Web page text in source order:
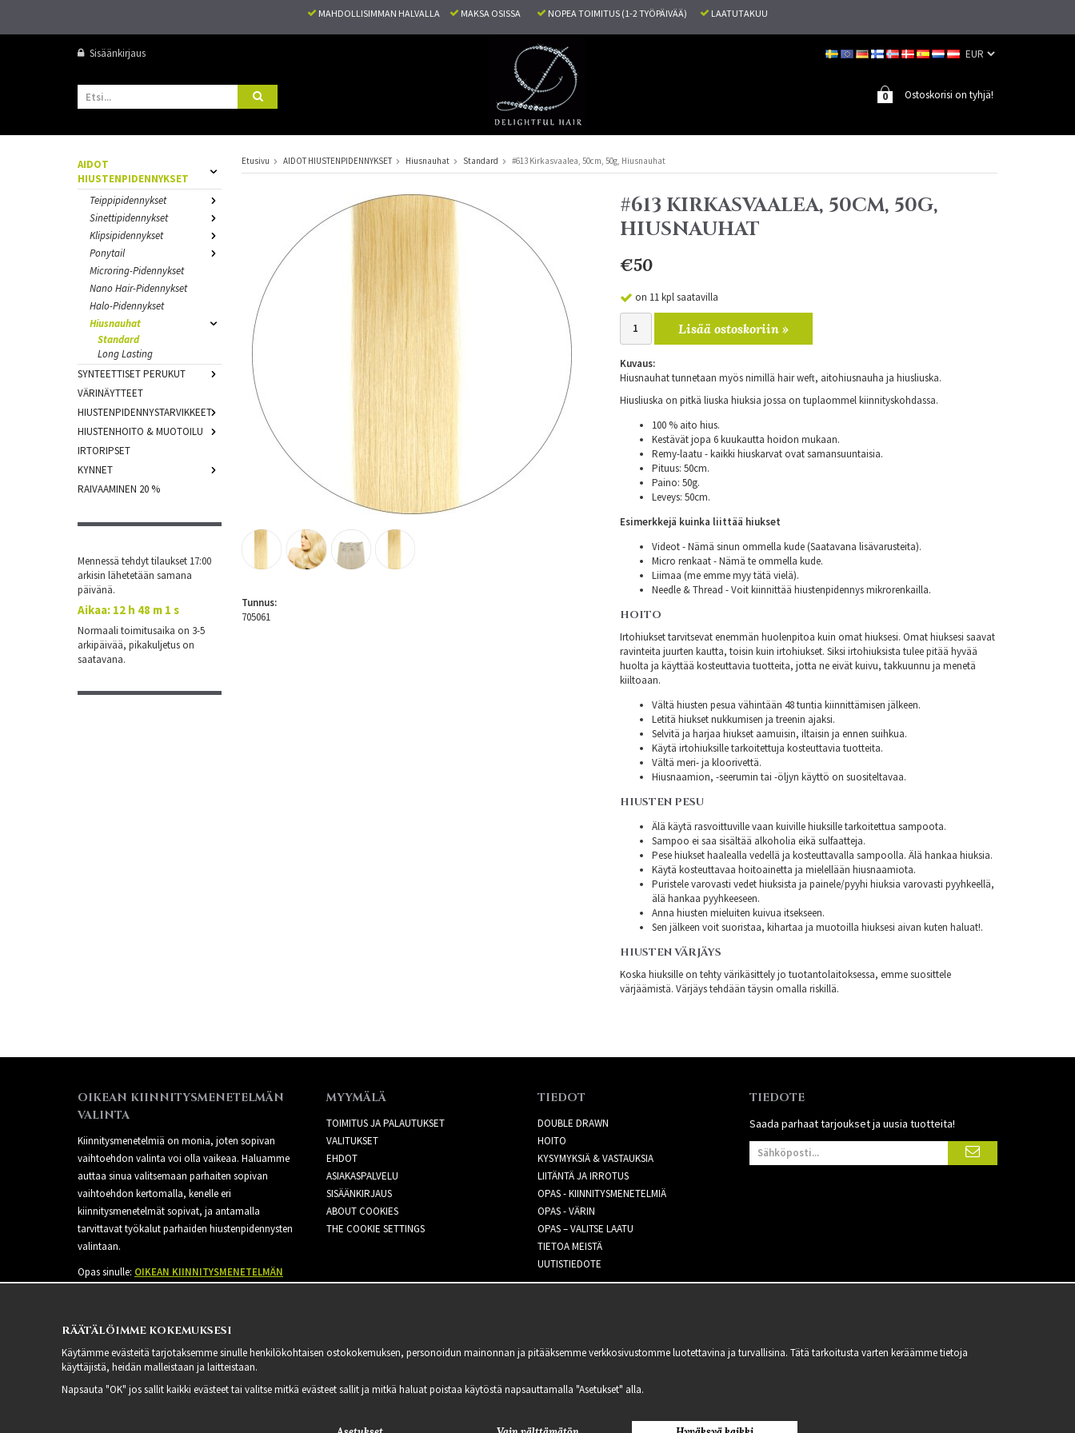
MAHDOLLISIMMAN HALVALLA MAKSA OSISSA NOPEA TOIMITUS (1-2 TYÖPÄIVÄÄ) LAATUTAKUU
Sisäänkirjaus
Ostoskorisi on tyhjä!
0
AIDOT
HIUSTENPIDENNYKSET
Teippipidennykset
Sinettipidennykset
Klipsipidennykset
Ponytail
Microring-Pidennykset
Nano Hair-Pidennykset
Halo-Pidennykset
Hiusnauhat
Standard
Long Lasting
SYNTEETTISET PERUKUT
VÄRINÄYTTEET
HIUSTENPIDENNYSTARVIKKEET
HIUSTENHOITO & MUOTOILU
IRTORIPSET
KYNNET
RAIVAAMINEN 20 %
Mennessä tehdyt tilaukset 17:00
arkisin lähetetään samana
päivänä.
Aikaa: 12 h 48 m 0 s
Normaali toimitusaika on 3-5
arkipäivää, pikakuljetus on
saatavana.
Etusivu AIDOT HIUSTENPIDENNYKSET Hiusnauhat Standard #613 Kirkasvaalea, 50cm, 50g, Hiusnauhat
#613 KIRKASVAALEA, 50CM, 50G,
HIUSNAUHAT
€50
on 11 kpl saatavilla
Lisää ostoskoriin »
Kuvaus:
Hiusnauhat tunnetaan myös nimillä hair weft, aitohiusnauha ja hiusliuska.
Hiusliuska on pitkä liuska hiuksia jossa on tuplaommel kiinnityskohdassa.
100 % aito hius.
Kestävät jopa 6 kuukautta hoidon mukaan.
Remy-laatu - kaikki hiuskarvat ovat samansuuntaisia.
Pituus: 50cm.
Paino: 50g.
Leveys: 50cm.
Esimerkkejä kuinka liittää hiukset
Videot - Nämä sinun ommella kude (Saatavana lisävarusteita).
Micro renkaat - Nämä te ommella kude.
Liimaa (me emme myy tätä vielä).
Needle & Thread - Voit kiinnittää hiustenpidennys mikrorenkailla.
HOITO
Irtohiukset tarvitsevat enemmän huolenpitoa kuin omat hiuksesi. Omat hiuksesi saavat
ravinteita juurten kautta, toisin kuin irtohiukset. Siksi irtohiuksista tulee pitää hyvää
huolta ja käyttää kosteuttavia tuotteita, jotta ne eivät kuivu, takkuunnu ja menetä
kiiltoaan.
Vältä hiusten pesua vähintään 48 tuntia kiinnittämisen jälkeen.
Letitä hiukset nukkumisen ja treenin ajaksi.
Selvitä ja harjaa hiukset aamuisin, iltaisin ja ennen suihkua.
Käytä irtohiuksille tarkoitettuja kosteuttavia tuotteita.
Vältä meri- ja kloorivettä.
Hiusnaamion, -seerumin tai -öljyn käyttö on suositeltavaa.
HIUSTEN PESU
Älä käytä rasvoittuville vaan kuiville hiuksille tarkoitettua sampoota.
Sampoo ei saa sisältää alkoholia eikä sulfaatteja.
Pese hiukset haalealla vedellä ja kosteuttavalla sampoolla. Älä hankaa hiuksia.
Käytä kosteuttavaa hoitoainetta ja mielellään hiusnaamiota.
Puristele varovasti vedet hiuksista ja painele/pyyhi hiuksia varovasti pyyhkeellä,
älä hankaa pyyhkeeseen.
Anna hiusten mieluiten kuivua itsekseen.
Sen jälkeen voit suoristaa, kihartaa ja muotoilla hiuksesi aivan kuten haluat!.
HIUSTEN VÄRJÄYS
Koska hiuksille on tehty värikäsittely jo tuotantolaitoksessa, emme suosittele
värjäämistä. Värjäys tehdään täysin omalla riskillä.
Tunnus:
705061
OIKEAN KIINNITYSMENETELMÄN
VALINTA
Kiinnitysmenetelmiä on monia, joten sopivan
vaihtoehdon valinta voi olla vaikeaa. Haluamme
auttaa sinua valitsemaan parhaiten sopivan
vaihtoehdon kertomalla, kenelle eri
kiinnitysmenetelmät sopivat, ja antamalla
tarvittavat työkalut parhaiden hiustenpidennysten
valintaan.
Opas sinulle: OIKEAN KIINNITYSMENETELMÄN
MYYMÄLÄ
TOIMITUS JA PALAUTUKSET
VALITUKSET
EHDOT
ASIAKASPALVELU
SISÄÄNKIRJAUS
ABOUT COOKIES
THE COOKIE SETTINGS
TIEDOT
DOUBLE DRAWN
HOITO
KYSYMYKSIÄ & VASTAUKSIA
LIITÄNTÄ JA IRROTUS
OPAS - KIINNITYSMENETELMIÄ
OPAS - VÄRIN
OPAS – VALITSE LAATU
TIETOA MEISTÄ
UUTISTIEDOTE
TIEDOTE
Saada parhaat tarjoukset ja uusia tuotteita!
RÄÄTÄLÖIMME KOKEMUKSESI
Käytämme evästeitä tarjotaksemme sinulle henkilökohtaisen ostokokemuksen, personoidun mainonnan ja pitääksemme verkkosivustomme luotettavina ja turvallisina. Tätä tarkoitusta varten keräämme tietoja
käyttäjistä, heidän malleistaan ​​ja laitteistaan.
Napsauta "OK" jos sallit kaikki evästeet tai valitse mitkä evästeet sallit ja mitkä haluat poistaa käytöstä napsauttamalla "Asetukset" alla.